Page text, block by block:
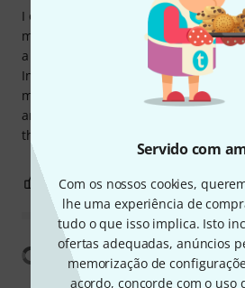
Servido com
Com os nossos cookies,
lhe uma experiência de
tudo o que isso implica. Isto
ofertas adequadas, anúncios
memorização de
acordo, concorde com o uso
I own Native Instruments Kontakt
many, many different pianos but EZ
a professional who is trying to get the
Included MIDI files are played by
modulation is fast and easy. This will
and get your compositions where
the world.
0 0 REPORTAR A
Mostrar tradução